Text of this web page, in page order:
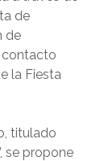
de
de
contacto
la Fiesta
se propone